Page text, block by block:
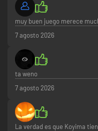
muy buen juego merece
7 agosto 2026
ta weno
7 agosto 2026
La verdad es que Koyima